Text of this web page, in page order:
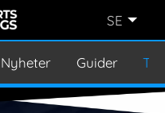
Nyheter Guider
SE
(EN)
(SE)